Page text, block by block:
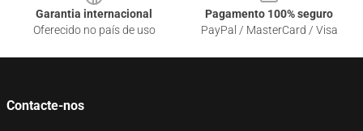
Garantia internacional
Oferecido no país de uso
Pagamento 100% seguro
PayPal / MasterCard / Visa
Contacte-nos